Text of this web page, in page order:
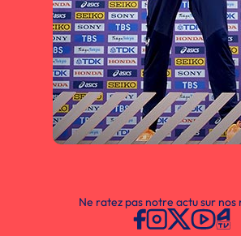
Ne ratez pas notre actu sur nos